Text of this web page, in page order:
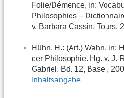
Folie/Démence, in:
Philosophies –
v. Barbara Cassin, Tours,
Hühn, H.: (Art.) Wahn, in:
der Philosophie. Hg. v. J.
Gabriel. Bd. 12, Basel,
Inhaltsangabe